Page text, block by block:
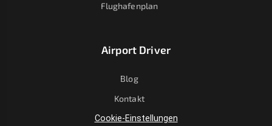
Flughafenplan
Airport Driver
Blog
Kontakt
Cookie-Einstellungen